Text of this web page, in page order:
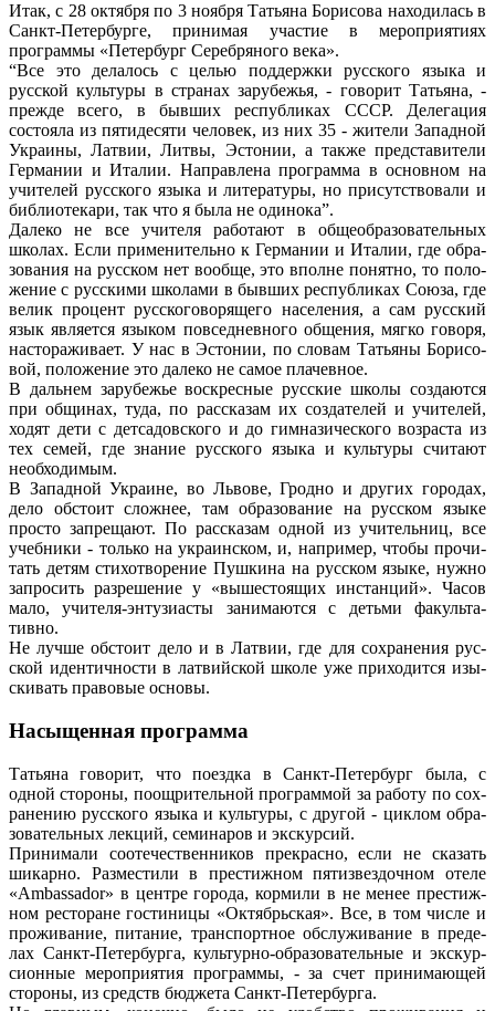
Итак, с 28 октября по 3 ноября Татьяна Борисова находи­лась в
Санкт-Петербурге, принимая участие в мероприятиях
программы «Петербург Серебряного века».
“Все это делалось с целью поддержки русского языка и
русской культуры в странах зарубежья, - говорит Татьяна, -
прежде всего, в бывших республиках СССР. Делегация
состояла из пятидесяти человек, из них 35 - жители Западной
Украины, Латвии, Литвы, Эстонии, а также представители
Германии и Италии. Направлена программа в основном на
учителей русского языка и литературы, но присутствовали и
библиотекари, так что я была не одинока”.
Далеко не все учителя работают в общеобразовательных
школах. Если применительно к Германии и Италии, где обра­
зования на русском нет вообще, это вполне понятно, то поло­
жение с русскими школами в бывших республиках Союза, где
велик процент русскоговорящего населения, а сам русский
язык является языком повседневного общения, мягко говоря,
настораживает. У нас в Эстонии, по словам Татьяны Борисо­
вой, положение это далеко не самое плачевное.
В дальнем зарубежье воскресные русские школы создают­ся
при общинах, туда, по рассказам их создателей и учите­лей,
ходят дети с детсадовского и до гимназического возраста из
тех семей, где знание русского языка и культуры считают
необходимым.
В Западной Украине, во Львове, Гродно и других городах,
дело обстоит сложнее, там образование на русском языке
просто запрещают. По рассказам одной из учительниц, все
учебники - только на украинском, и, например, чтобы прочи­
тать детям стихотворение Пушкина на русском языке, нужно
запросить разрешение у «вышестоящих инстанций». Часов
мало, учителя-энтузиасты занимаются с детьми факульта­
тивно.
Не лучше обстоит дело и в Латвии, где для сохранения рус­
ской идентичности в латвийской школе уже приходится изы­
скивать правовые основы.
Насыщенная программа
Татьяна говорит, что поездка в Санкт-Петербург была, с
одной стороны, поощрительной программой за работу по сох­
ранению русского языка и культуры, с другой - циклом обра­
зовательных лекций, семинаров и экскурсий.
Принимали соотечественников прекрасно, если не сказать
шикарно. Разместили в престижном пятизвездочном отеле
«Ambassador» в центре города, кормили в не менее престиж­
ном ресторане гостиницы «Октябрьская». Все, в том числе и
проживание, питание, транспортное обслуживание в преде­
лах Санкт-Петербурга, культурно-образовательные и экскур­
сионные мероприятия программы, - за счет принимающей
стороны, из средств бюджета Санкт-Петербурга.